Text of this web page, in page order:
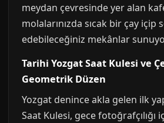
meydan çevresinde yer alan
molalarınızda sıcak bir çay içip
edebileceğiniz mekânlar
Tarihi Yozgat Saat Kulesi ve
Geometrik Düzen
Yozgat denince akla gelen ilk
Saat Kulesi, gece fotoğrafçılığı